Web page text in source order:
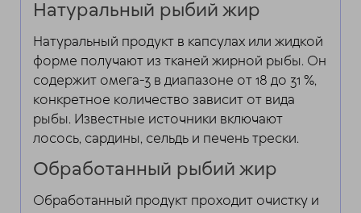
Натуральный рыбий жир
Натуральный продукт в капсулах или жидкой
форме получают из тканей жирной рыбы. Он
содержит омега-3 в диапазоне от 18 до 31 %,
конкретное количество зависит от вида
рыбы. Известные источники включают
лосось, сардины, сельдь и печень трески.
Обработанный рыбий жир
Обработанный продукт проходит очистку и